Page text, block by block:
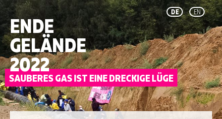
DE EN
ENDE
GELÄNDE
2022